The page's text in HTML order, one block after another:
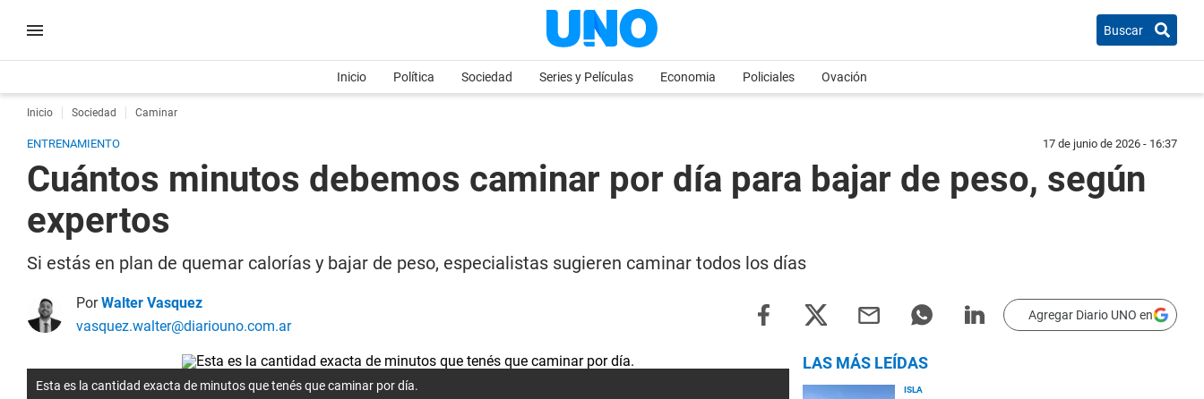
Buscar
Inicio Política Sociedad Series y Películas Economia Policiales Ovación
Inicio Sociedad Caminar
ENTRENAMIENTO 17 de junio de 2026 - 16:37
Cuántos minutos debemos caminar por día para bajar de peso, según
expertos
Si estás en plan de quemar calorías y bajar de peso, especialistas sugieren caminar todos los días
PorWalter Vasquez
vasquez.walter@diariouno.com.ar
Agregar Diario UNO en
Esta es la cantidad exacta de minutos que tenés que caminar por día.
LAS MÁS LEÍDAS
ISLA